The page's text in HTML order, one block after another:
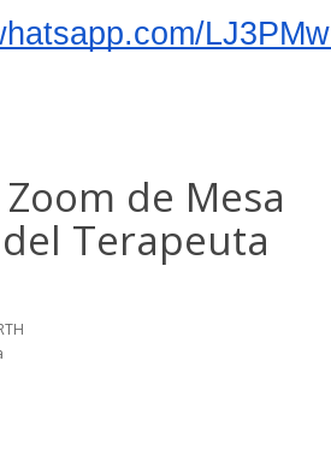
de Mesa
Terapeuta